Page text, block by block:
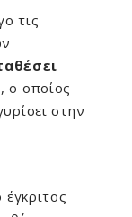
τις
ο οποίος
στην